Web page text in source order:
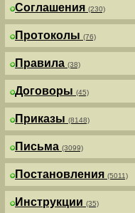
Соглашения (230)
Протоколы (76)
Правила (38)
Договоры (45)
Приказы (8148)
Письма (3099)
Постановления (5011)
Инструкции (35)